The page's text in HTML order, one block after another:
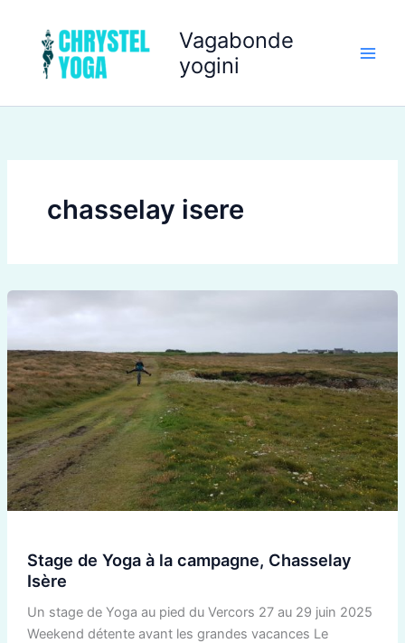
contenu
Vagabonde
yogini
chasselay isere
Stage de Yoga à la campagne, Chasselay
Isère
Un stage de Yoga au pied du Vercors 27 au 29 juin 2025
Weekend détente avant les grandes vacances Le
Stage
à
la
campagne,
Chasselay
Isère